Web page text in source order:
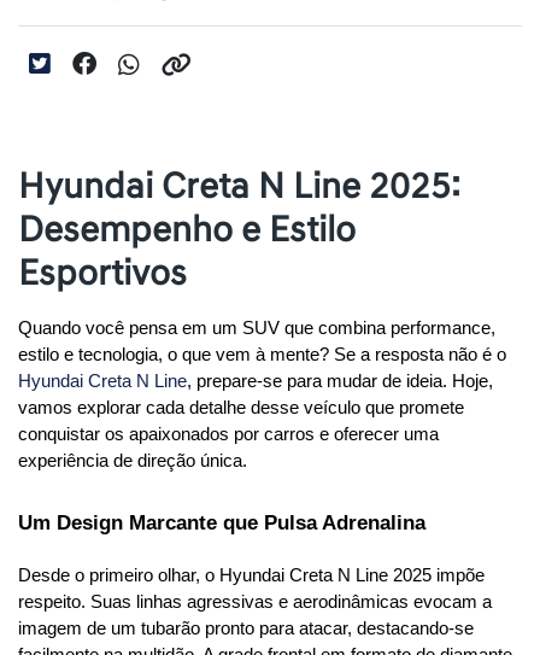
Hyundai Creta N Line 2025:
Desempenho e Estilo
Esportivos
Quando você pensa em um SUV que combina performance,
estilo e tecnologia, o que vem à mente? Se a resposta não é o
Hyundai Creta N Line, prepare-se para mudar de ideia. Hoje,
vamos explorar cada detalhe desse veículo que promete
conquistar os apaixonados por carros e oferecer uma
experiência de direção única.
Um Design Marcante que Pulsa Adrenalina
Desde o primeiro olhar, o Hyundai Creta N Line 2025 impõe
respeito. Suas linhas agressivas e aerodinâmicas evocam a
imagem de um tubarão pronto para atacar, destacando-se